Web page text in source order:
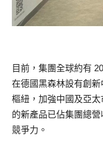
目前，集團全球約有
在德國黑森林設有創
樞紐，加強中國及亞
的新產品已佔集團總
競爭力。